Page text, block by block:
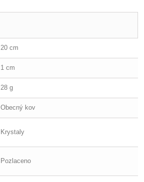
20 cm
1 cm
28 g
Obecný kov
Krystaly
Pozlaceno